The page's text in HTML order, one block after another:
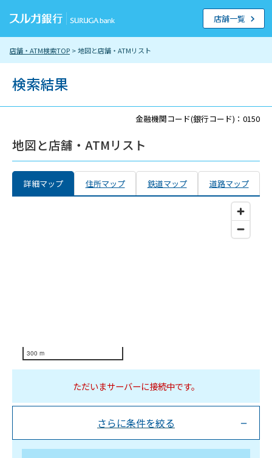
店舗・ATM検索TOP > 地図と店舗・ATMリスト
店舗一覧
検索結果
金融機関コード(銀行コード)：0150
地図と店舗・ATMリスト
詳細マップ 住所マップ 鉄道マップ 道路マップ
300 m
ただいまサーバーに接続中です。
さらに条件を絞る